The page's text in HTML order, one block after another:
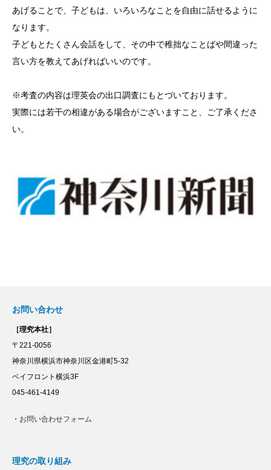
あげることで、子どもは、いろいろなことを自由に話せるように
なります。
子どもとたくさん会話をして、その中で稚拙なことばや間違った
言い方を教えてあげればいいのです。
※考査の内容は理英会の出口調査にもとづいております。
実際には若干の相違がある場合がございますこと、ご了承くださ
い。
お問い合わせ
［理究本社］
〒221-0056
神奈川県横浜市神奈川区金港町5-32
ベイフロント横浜3F
045-461-4149
・ お問い合わせフォーム
理究の取り組み